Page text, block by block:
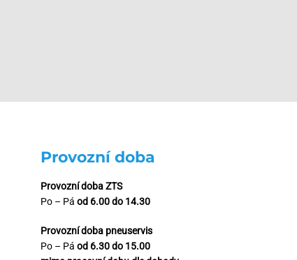
Provozní doba
Provozní doba ZTS
Po – Pá od 6.00 do 14.30
Provozní doba pneuservis
Po – Pá od 6.30 do 15.00